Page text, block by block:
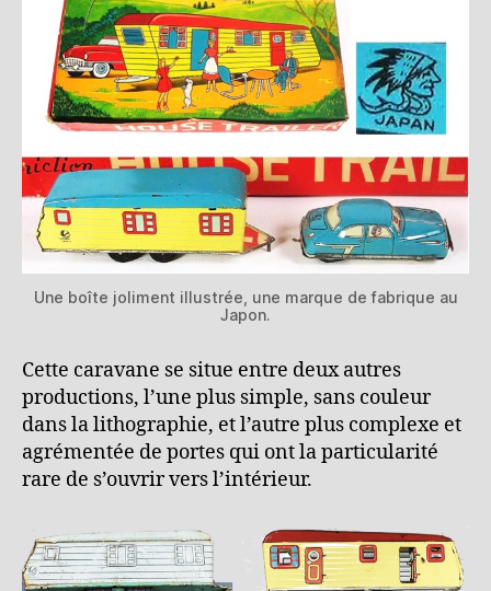
Une boîte joliment illustrée, une marque de fabrique au
Japon.
Cette caravane se situe entre deux autres
productions, l’une plus simple, sans couleur
dans la lithographie, et l’autre plus complexe et
agrémentée de portes qui ont la particularité
rare de s’ouvrir vers l’intérieur.